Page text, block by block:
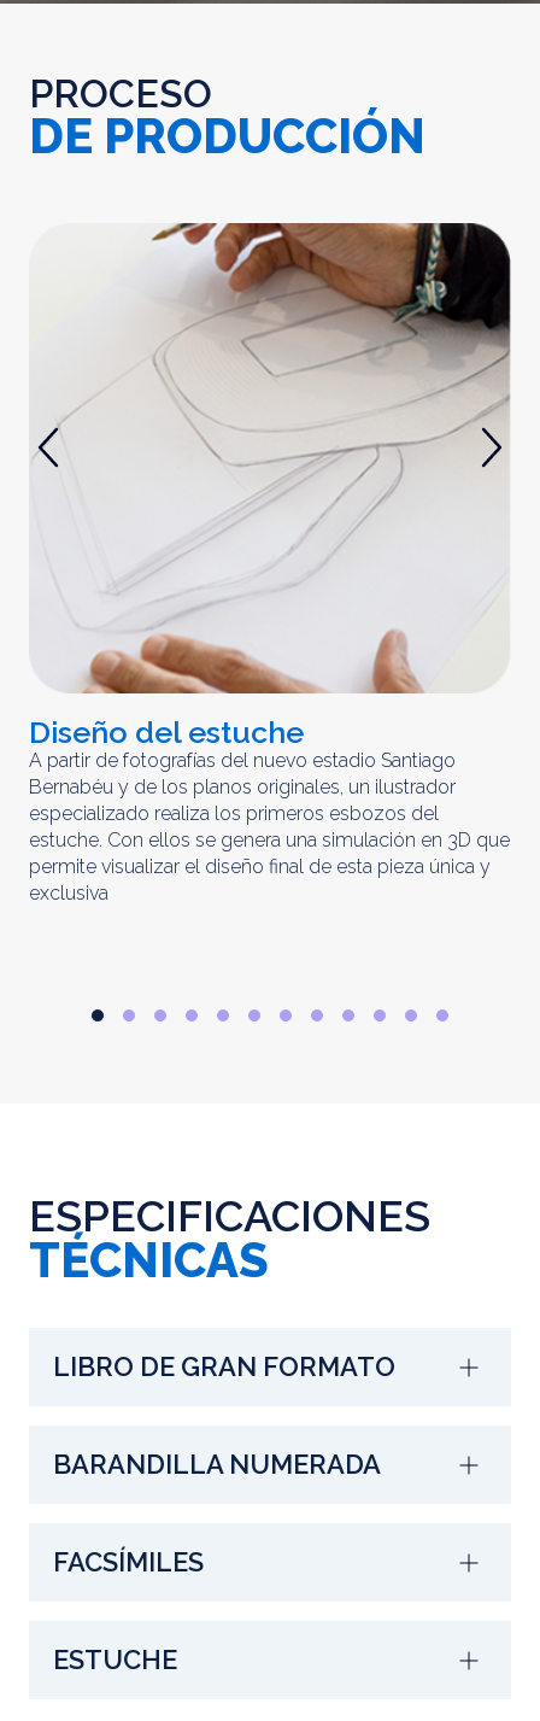
PROCESO
DE PRODUCCIÓN
Diseño del estuche
A partir de fotografías del nuevo estadio Santiago
Bernabéu y de los planos originales, un ilustrador
especializado realiza los primeros esbozos del
estuche. Con ellos se genera una simulación en 3D que
permite visualizar el diseño final de esta pieza única y
exclusiva
ESPECIFICACIONES
TÉCNICAS
LIBRO DE GRAN FORMATO
BARANDILLA NUMERADA
FACSÍMILES
ESTUCHE